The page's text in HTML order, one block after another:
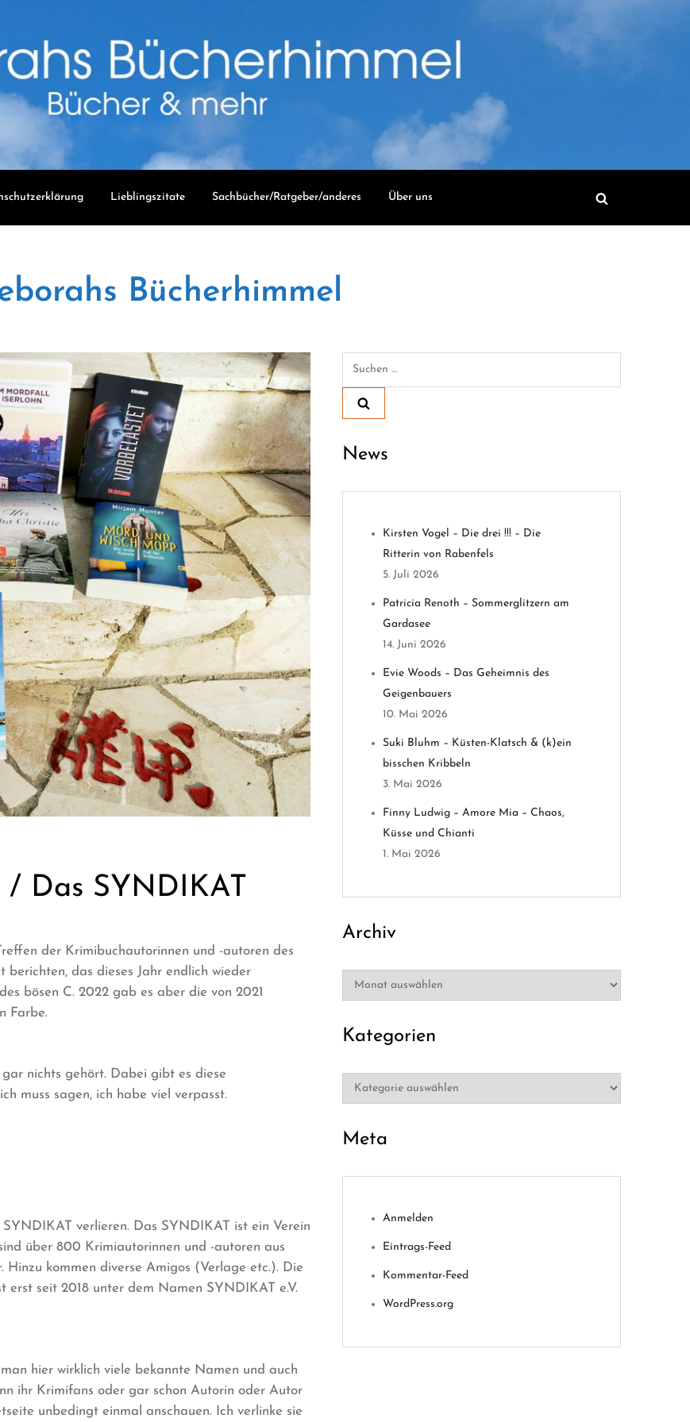
Lieblingszitate Sachbücher/Ratgeber/anderes Über uns
Bücherhimmel
Das SYNDIKAT
der Krimibuchautorinnen und -autoren des
berichten, das dieses Jahr endlich wieder
bösen C. 2022 gab es aber die von 2021
Farbe.
nichts gehört. Dabei gibt es diese
muss sagen, ich habe viel verpasst.
verlieren. Das SYNDIKAT ist ein Verein
über 800 Krimiautorinnen und -autoren aus
kommen diverse Amigos (Verlage etc.). Die
seit 2018 unter dem Namen SYNDIKAT e.V.
hier wirklich viele bekannte Namen und auch
ihr Krimifans oder gar schon Autorin oder Autor
unbedingt einmal anschauen. Ich verlinke sie
Suchen
News
Kirsten Vogel – Die drei !!! – Die
Ritterin von Rabenfels
5. Juli 2026
Patricia Renoth – Sommerglitzern am
Gardasee
14. Juni 2026
Evie Woods – Das Geheimnis des
Geigenbauers
10. Mai 2026
Suki Bluhm – Küsten-Klatsch & (k)ein
bisschen Kribbeln
3. Mai 2026
Finny Ludwig – Amore Mia – Chaos,
Küsse und Chianti
1. Mai 2026
Archiv
Archiv
Kategorien
Kategorien
Meta
Anmelden
Eintrags-Feed
Kommentar-Feed
WordPress.org